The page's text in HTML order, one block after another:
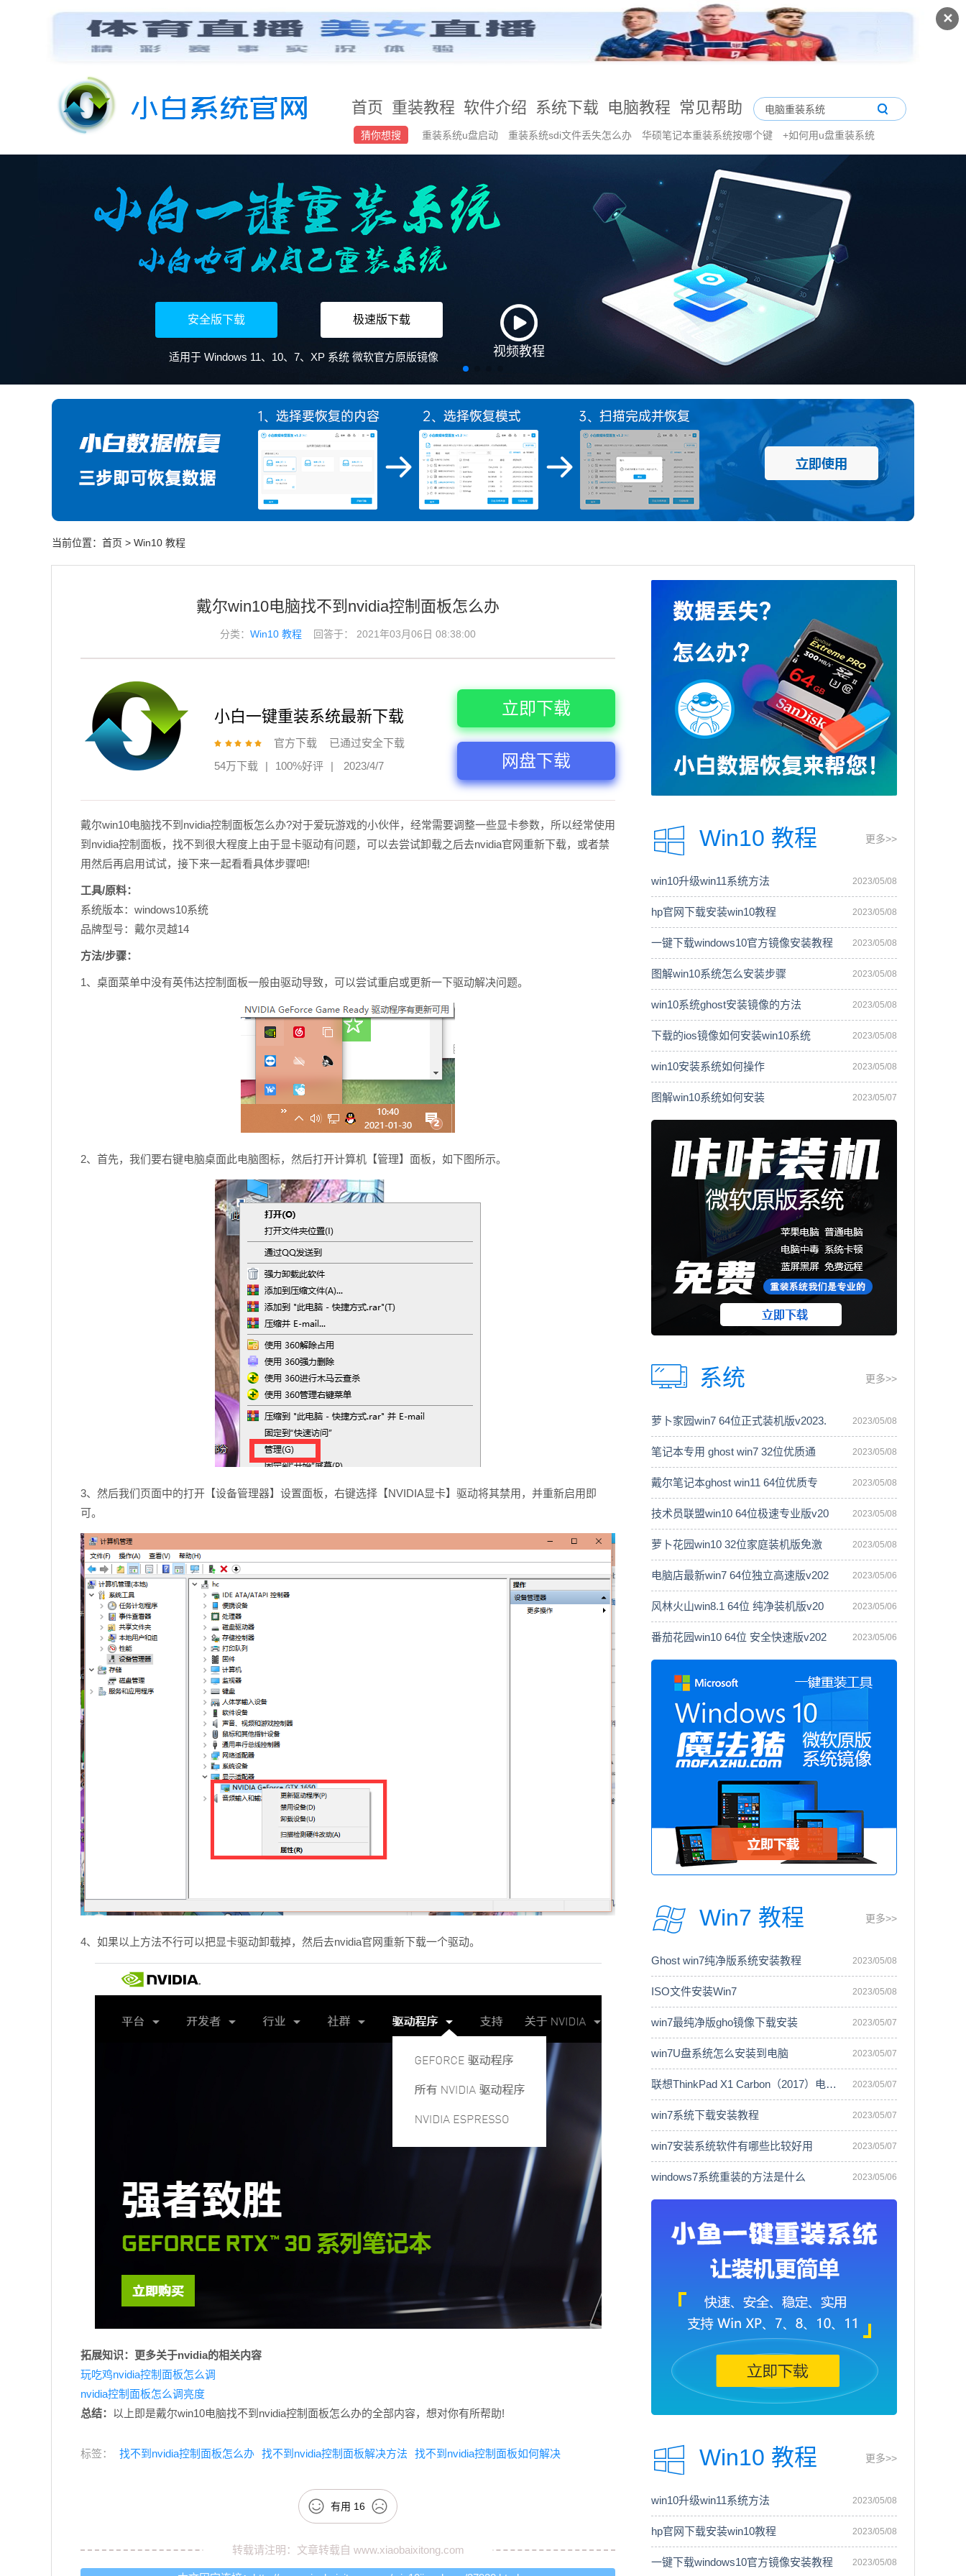
✕
首页 重装教程 软件介绍 系统下载 电脑教程 常见帮助
猜你想搜 重装系统u盘启动 重装系统sdi文件丢失怎么办 华硕笔记本重装系统按哪个键
+如何用u盘重装系统
安全版下载 极速版下载
适用于 Windows 11、10、7、XP 系统 微软官方原版镜像 视频教程
当前位置： 首页 > Win10 教程
戴尔win10电脑找不到nvidia控制面板怎么办
分类：Win10 教程 回答于： 2021年03月06日 08:38:00
小白一键重装系统最新下载
官方下载
已通过安全下载
54万下载
| 100%好评 | 2023/4/7
立即下载
网盘下载
戴尔win10电脑找不到nvidia控制面板怎么办?对于爱玩游戏的小伙伴，经常需要调整一些显卡参数，所以经常使用
到nvidia控制面板，找不到很大程度上由于显卡驱动有问题，可以去尝试卸载之后去nvidia官网重新下载，或者禁
用然后再启用试试，接下来一起看看具体步骤吧!
工具/原料：
系统版本：windows10系统
品牌型号：戴尔灵越14
方法/步骤：
1、桌面菜单中没有英伟达控制面板一般由驱动导致，可以尝试重启或更新一下驱动解决问题。
2、首先，我们要右键电脑桌面此电脑图标，然后打开计算机【管理】面板，如下图所示。
3、然后我们页面中的打开【设备管理器】设置面板，右键选择【NVIDIA显卡】驱动将其禁用，并重新启用即
可。
4、如果以上方法不行可以把显卡驱动卸载掉，然后去nvidia官网重新下载一个驱动。
拓展知识：更多关于nvidia的相关内容
玩吃鸡nvidia控制面板怎么调
nvidia控制面板怎么调亮度
总结： 以上即是戴尔win10电脑找不到nvidia控制面板怎么办的全部内容，想对你有所帮助!
标签： 找不到nvidia控制面板怎么办 找不到nvidia控制面板解决方法 找不到nvidia控制面板如何解决
有用 16
转载请注明：文章转载自 www.xiaobaixitong.com
Win10 教程 更多>>
win10升级win11系统方法 2023/05/08
hp官网下载安装win10教程 2023/05/08
一键下载windows10官方镜像安装教程 2023/05/08
图解win10系统怎么安装步骤 2023/05/08
win10系统ghost安装镜像的方法 2023/05/08
下载的ios镜像如何安装win10系统 2023/05/08
win10安装系统如何操作 2023/05/08
图解win10系统如何安装 2023/05/07
系统 更多>>
萝卜家园win7 64位正式装机版v2023. 2023/05/08
笔记本专用 ghost win7 32位优质通 2023/05/08
戴尔笔记本ghost win11 64位优质专 2023/05/08
技术员联盟win10 64位极速专业版v20 2023/05/08
萝卜花园win10 32位家庭装机版免激 2023/05/08
电脑店最新win7 64位独立高速版v202 2023/05/06
风林火山win8.1 64位 纯净装机版v20 2023/05/06
番茄花园win10 64位 安全快速版v202 2023/05/06
Win7 教程 更多>>
Ghost win7纯净版系统安装教程 2023/05/08
ISO文件安装Win7 2023/05/08
win7最纯净版gho镜像下载安装 2023/05/07
win7U盘系统怎么安装到电脑 2023/05/07
联想ThinkPad X1 Carbon（2017）电脑安 2023/05/07
win7系统下载安装教程 2023/05/07
win7安装系统软件有哪些比较好用 2023/05/07
windows7系统重装的方法是什么 2023/05/06
Win10 教程 更多>>
win10升级win11系统方法 2023/05/08
hp官网下载安装win10教程 2023/05/08
一键下载windows10官方镜像安装教程 2023/05/08